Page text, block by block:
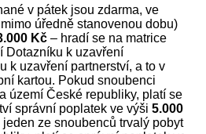
v pátek jsou zdarma, ve
úředně stanovenou dobu)
Kč – hradí se na matrice
Dotazníku k uzavření
k uzavření partnerství, a to v
kartou. Pokud snoubenci
území České republiky, platí se
správní poplatek ve výši5.000
jeden ze snoubenců trvalý pobyt